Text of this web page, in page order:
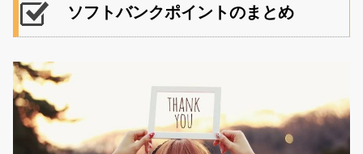
ソフトバンクポイントのまとめ